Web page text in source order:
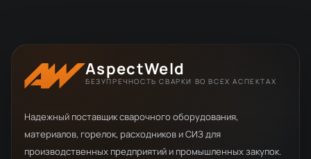
AspectWeld
БЕЗУПРЕЧНОСТЬ СВАРКИ ВО ВСЕХ АСПЕКТАХ
Надежный поставщик сварочного оборудования,
материалов, горелок, расходников и СИЗ для
производственных предприятий и промышленных закупок.